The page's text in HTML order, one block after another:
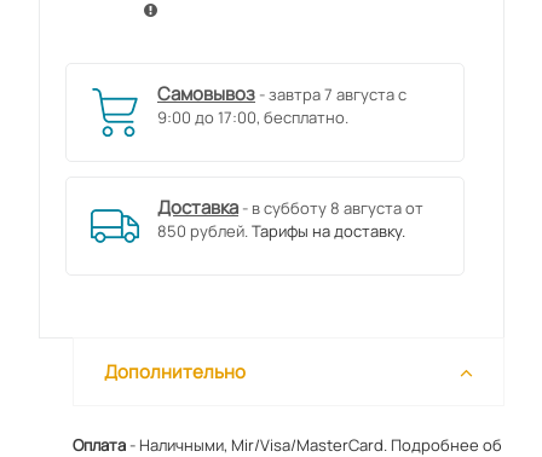
Самовывоз - завтра 7 августа с
9:00 до 17:00, бесплатно.
Доставка - в субботу 8 августа от
850 рублей.Тарифы на доставку.
Дополнительно
Оплата- Наличными, Mir/Visa/MasterCard. Подробнее об